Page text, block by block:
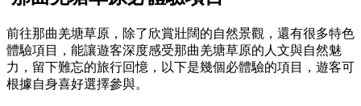
前往那曲羌塘草原，除了欣賞壯闊的自然景觀，還有很多特色
體驗項目，能讓遊客深度感受那曲羌塘草原的人文與自然魅
力，留下難忘的旅行回憶，以下是幾個必體驗的項目，遊客可
根據自身喜好選擇參與。